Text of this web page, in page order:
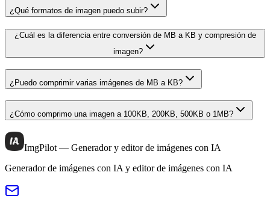
¿Qué formatos de imagen puedo subir?
¿Cuál es la diferencia entre conversión de MB a KB y compresión de
imagen?
¿Puedo comprimir varias imágenes de MB a KB?
¿Cómo comprimo una imagen a 100KB, 200KB, 500KB o 1MB?
ImgPilot — Generador y editor de imágenes con IA
Generador de imágenes con IA y editor de imágenes con IA